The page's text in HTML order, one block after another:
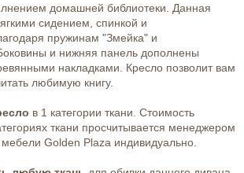
домашней библиотеки. Данная
сидением, спинкой и
пружинам "Змейка" и
и нижняя панель дополнены
накладками. Кресло позволит вам
любимую книгу.
в 1 категории ткани. Стоимость
ткани просчитывается менеджером
Golden Plaza индивидуально.